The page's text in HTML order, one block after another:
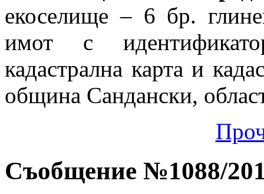
екоселище – 6 бр.
имот с
кадастрална карта и
община Сандански,
Съобщение №1088/